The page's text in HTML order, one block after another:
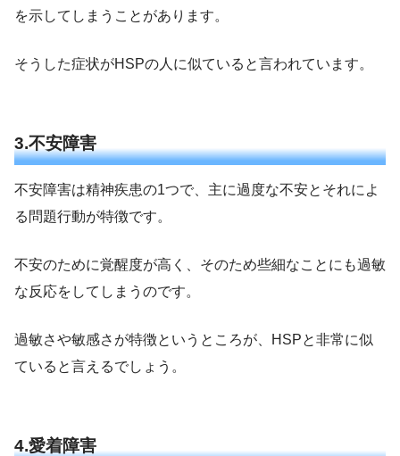
を示してしまうことがあります。
そうした症状がHSPの人に似ていると言われています。
3.不安障害
不安障害は精神疾患の1つで、主に過度な不安とそれによ
る問題行動が特徴です。
不安のために覚醒度が高く、そのため些細なことにも過敏
な反応をしてしまうのです。
過敏さや敏感さが特徴というところが、HSPと非常に似
ていると言えるでしょう。
4.愛着障害